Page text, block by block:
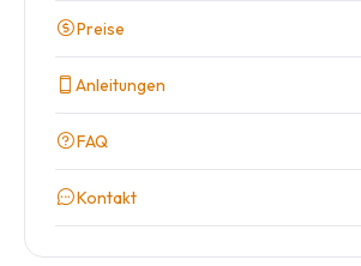
Preise
Anleitungen
FAQ
Kontakt